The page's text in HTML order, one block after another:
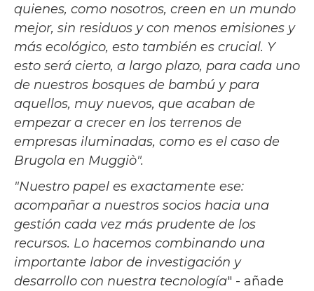
quienes, como nosotros, creen en un mundo
mejor, sin residuos y con menos emisiones y
más ecológico, esto también es crucial. Y
esto será cierto, a largo plazo, para cada uno
de nuestros bosques de bambú y para
aquellos, muy nuevos, que acaban de
empezar a crecer en los terrenos de
empresas iluminadas, como es el caso de
Brugola en Muggiò".
"Nuestro papel es exactamente ese:
acompañar a nuestros socios hacia una
gestión cada vez más prudente de los
recursos. Lo hacemos combinando una
importante labor de investigación y
desarrollo con nuestra tecnología" - añade